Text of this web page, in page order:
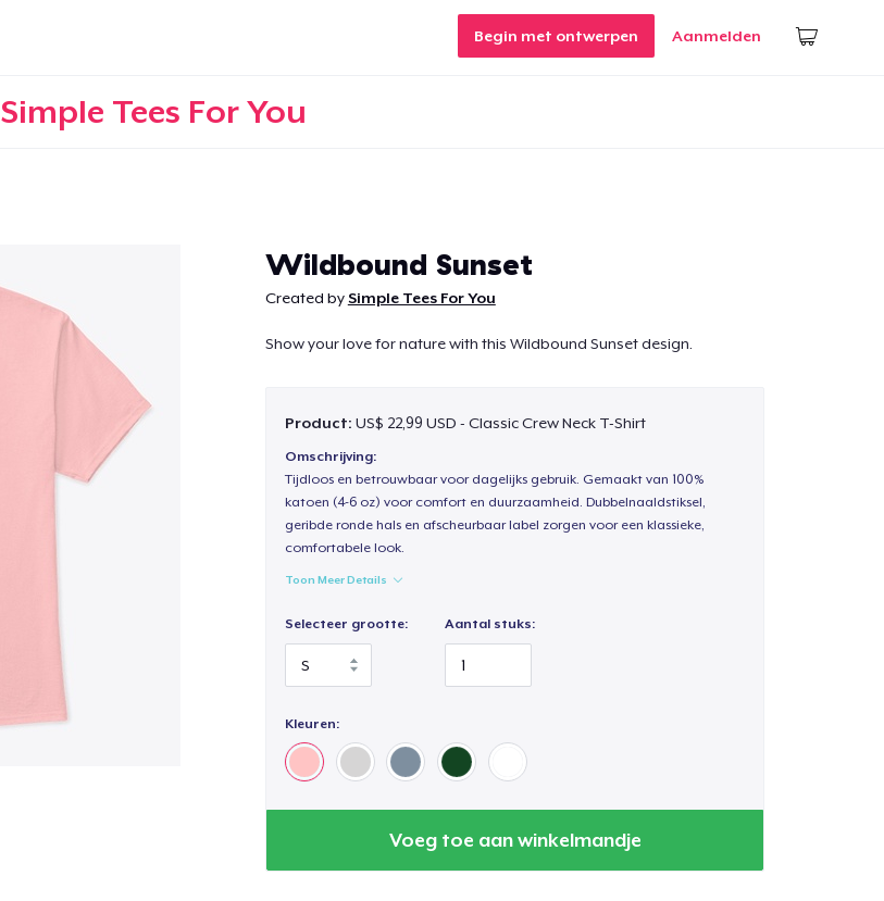
Begin met ontwerpen Aanmelden
Simple Tees For You
Wildbound Sunset
Created bySimple Tees For You
Show your love for nature with this Wildbound Sunset design.
Product: US$ 22,99 USD - Classic Crew Neck T-Shirt
Omschrijving:
Tijdloos en betrouwbaar voor dagelijks gebruik. Gemaakt van 100%
katoen (4-6 oz) voor comfort en duurzaamheid. Dubbelnaaldstiksel,
geribde ronde hals en afscheurbaar label zorgen voor een klassieke,
comfortabele look.
Toon Meer Details
Selecteer grootte: Aantal stuks:
Kleuren:
Voeg toe aan winkelmandje